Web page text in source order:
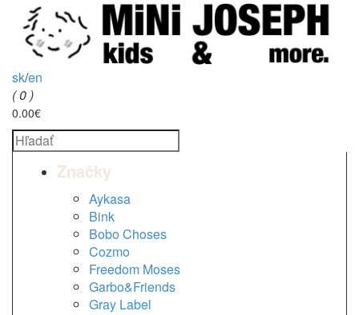
sk/en
( 0 )
0.00€
Značky
Aykasa
Bink
Bobo Choses
Cozmo
Freedom Moses
Garbo&Friends
Gray Label